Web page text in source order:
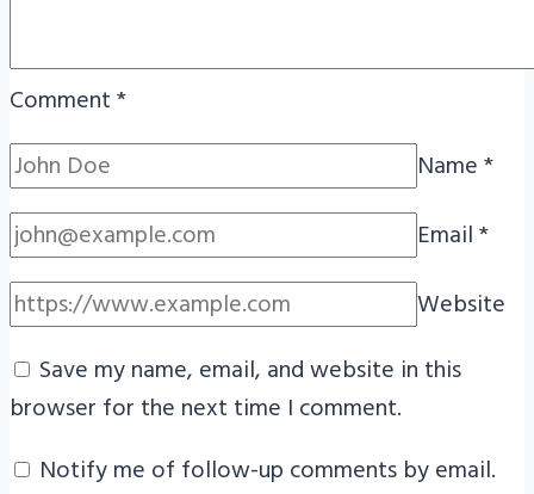
Comment*
Name*
Email*
Website
Save my name, email, and website in this
browser for the next time I comment.
Notify me of follow-up comments by email.